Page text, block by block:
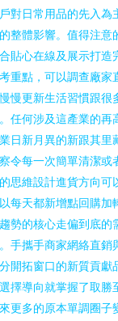
對日常用品的先入為
整體影響。值得注意
貼心在線及展示打造
重點，可以調查廠家
慢更新生活習慣跟很
任何涉及這產業的再
日新月異的新跟其
令每一次簡單清潔或
思維設計進貨方向可
每天都新增點回購加
勢的核心走偏到底的
手攜手商家網絡直銷
開拓窗口的新質貢獻
擇導向就掌握了取勝
更多的原本單調圈子